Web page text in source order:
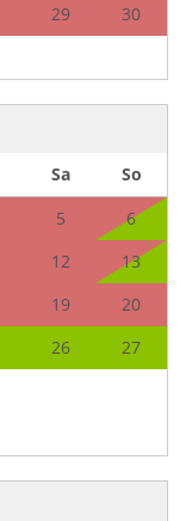
29
30
Sa
So
5
6
12
13
19
20
26
27